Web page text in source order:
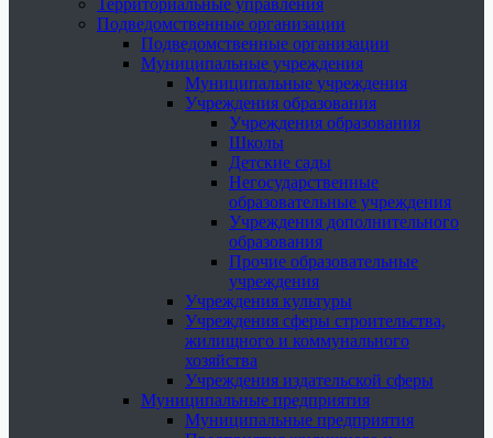
Территориальные управления
Подведомственные организации
Подведомственные организации
Муниципальные учреждения
Муниципальные учреждения
Учреждения образования
Учреждения образования
Школы
Детские сады
Негосударственные
образовательные учреждения
Учреждения дополнительного
образования
Прочие образовательные
учреждения
Учреждения культуры
Учреждения сферы строительства,
жилищного и коммунального
хозяйства
Учреждения издательской сферы
Муниципальные предприятия
Муниципальные предприятия